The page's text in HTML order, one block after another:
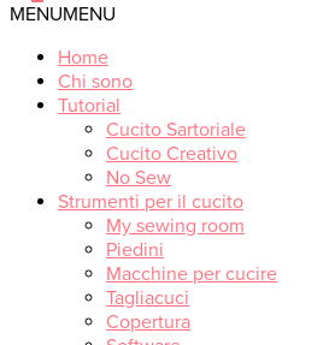
MENUMENU
Home
Chi sono
Tutorial
Cucito Sartoriale
Cucito Creativo
No Sew
Strumenti per il cucito
My sewing room
Piedini
Macchine per cucire
Tagliacuci
Copertura